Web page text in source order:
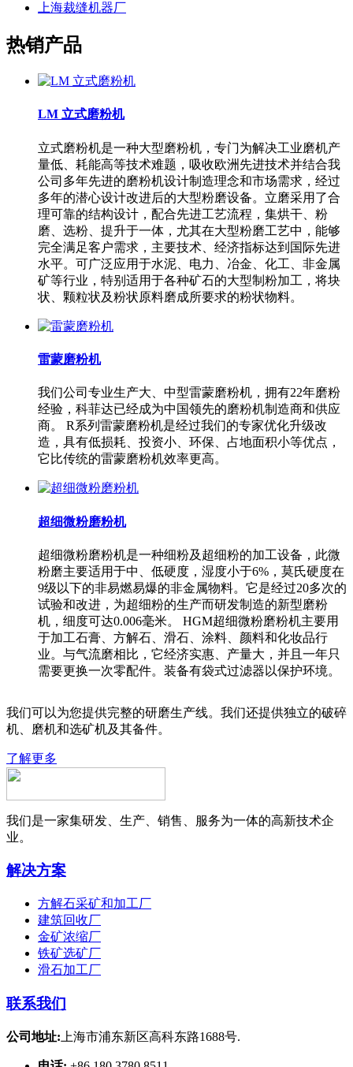
上海裁缝机器厂
热销产品
LM 立式磨粉机
立式磨粉机是一种大型磨粉机，专门为解决工业磨机产
量低、耗能高等技术难题，吸收欧洲先进技术并结合我
公司多年先进的磨粉机设计制造理念和市场需求，经过
多年的潜心设计改进后的大型粉磨设备。立磨采用了合
理可靠的结构设计，配合先进工艺流程，集烘干、粉
磨、选粉、提升于一体，尤其在大型粉磨工艺中，能够
完全满足客户需求，主要技术、经济指标达到国际先进
水平。可广泛应用于水泥、电力、冶金、化工、非金属
矿等行业，特别适用于各种矿石的大型制粉加工，将块
状、颗粒状及粉状原料磨成所要求的粉状物料。
雷蒙磨粉机
我们公司专业生产大、中型雷蒙磨粉机，拥有22年磨粉
经验，科菲达已经成为中国领先的磨粉机制造商和供应
商。 R系列雷蒙磨粉机是经过我们的专家优化升级改
造，具有低损耗、投资小、环保、占地面积小等优点，
它比传统的雷蒙磨粉机效率更高。
超细微粉磨粉机
超细微粉磨粉机是一种细粉及超细粉的加工设备，此微
粉磨主要适用于中、低硬度，湿度小于6%，莫氏硬度在
9级以下的非易燃易爆的非金属物料。它是经过20多次的
试验和改进，为超细粉的生产而研发制造的新型磨粉
机，细度可达0.006毫米。 HGM超细微粉磨粉机主要用
于加工石膏、方解石、滑石、涂料、颜料和化妆品行
业。与气流磨相比，它经济实惠、产量大，并且一年只
需要更换一次零配件。装备有袋式过滤器以保护环境。
我们可以为您提供完整的研磨生产线。我们还提供独立的破碎
机、磨机和选矿机及其备件。
了解更多
我们是一家集研发、生产、销售、服务为一体的高新技术企
业。
解决方案
方解石采矿和加工厂
建筑回收厂
金矿浓缩厂
铁矿选矿厂
滑石加工厂
联系我们
公司地址: 上海市浦东新区高科东路1688号.